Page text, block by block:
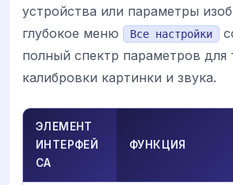
устройства или параметры
глубокое меню
Все настройки
полный спектр параметров для
калибровки картинки и звука.
ЭЛЕМЕНТ
ИНТЕРФЕЙ
СА
ФУНКЦИЯ